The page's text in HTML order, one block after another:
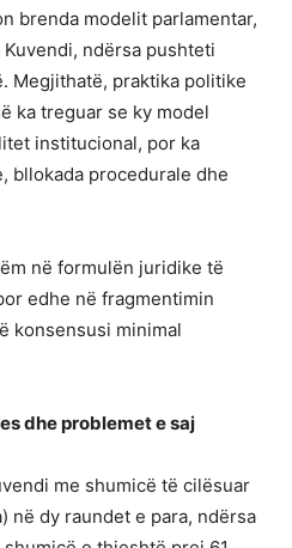
brenda modelit parlamentar,
ndërsa pushteti
Megjithatë, praktika politike
ka treguar se ky model
institucional, por ka
bllokada procedurale dhe
në formulën juridike të
edhe në fragmentimin
konsensusi minimal
dhe problemet e saj
me shumicë të cilësuar
në dy raundet e para, ndërsa